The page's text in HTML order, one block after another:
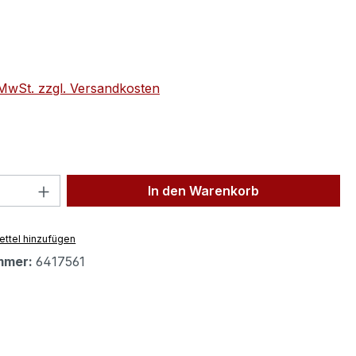
zzgl. Versandkosten
Anzahl: Gib den gewünschten Wert
In den Warenkorb
hinzufügen
6417561